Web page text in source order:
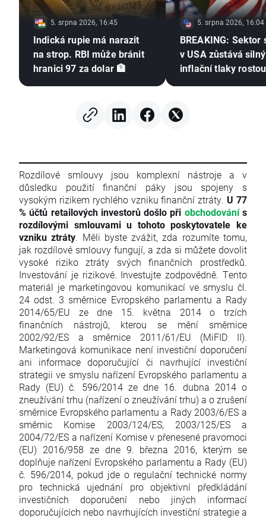
5. srpna 2026, 16:45
Indická rupie má narazit
na strop. RBI může bránit
hranici 97 za dolar 🏦
5. srpna 2026, 16:04
BREAKING: Sektor
v USA zůstává
inflační tlaky rostou
Rozdílové smlouvy jsou komplexní nástroje a v
důsledku použití finanční páky jsou spojeny s
vysokým rizikem rychlého vzniku finanční ztráty. U 77
% účtů retailových investorů došlo při obchodovánís
rozdílovými smlouvami u tohoto poskytovatele ke
vzniku ztráty. Měli byste zvážit, zda rozumíte tomu,
jak rozdílové smlouvy fungují, a zda si můžete dovolit
vysoké riziko ztráty svých finančních prostředků.
Investování je rizikové. Investujte zodpovědně. Tento
materiál je marketingovou komunikací ve smyslu čl.
24 odst. 3 směrnice Evropského parlamentu a Rady
2014/65/EU ze dne 15. května 2014 o trzích
finančních nástrojů, kterou se mění směrnice
2002/92/ES a směrnice 2011/61/EU (MiFID II).
Marketingová komunikace není investiční doporučení
ani informace doporučující či navrhující investiční
strategii ve smyslu nařízení Evropského parlamentu a
Rady (EU) č. 596/2014 ze dne 16. dubna 2014 o
zneužívání trhu (nařízení o zneužívání trhu) a o zrušení
směrnice Evropského parlamentu a Rady 2003/6/ES a
směrnic Komise 2003/124/ES, 2003/125/ES a
2004/72/ES a nařízení Komise v přenesené pravomoci
(EU) 2016/958 ze dne 9. března 2016, kterým se
doplňuje nařízení Evropského parlamentu a Rady (EU)
č. 596/2014, pokud jde o regulační technické normy
pro technická ujednání pro objektivní předkládání
investičních doporučení nebo jiných informací
doporučujících nebo navrhujících investiční strategie a